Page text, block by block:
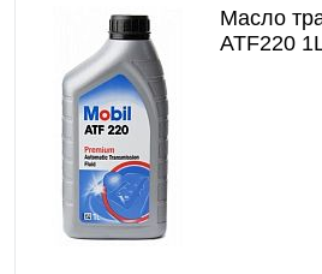
Масло
ATF220